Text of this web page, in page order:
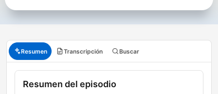
Resumen Transcripción Buscar
Resumen del episodio